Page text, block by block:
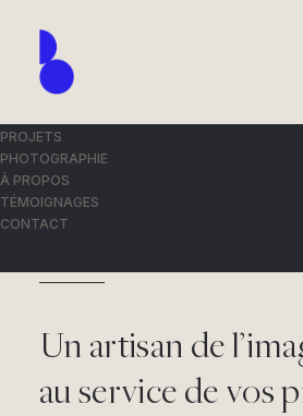
PROJETS
PHOTOGRAPHIE
À PROPOS
TÉMOIGNAGES
CONTACTGALERIE DE CRÉATION –
Un artisan de
au service de vos